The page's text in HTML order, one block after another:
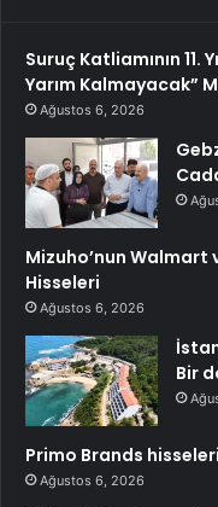
Suruç Katliamının 11.
Yarım Kalmayacak”
Ağustos 6, 2026
Mizuho’nun
Hisseleri
Ağustos 6, 2026
Bir
Primo Brands
Ağustos 6, 2026